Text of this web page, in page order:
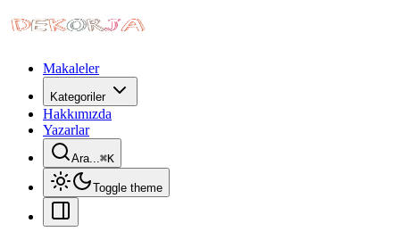
Makaleler
Kategoriler
Hakkımızda
Yazarlar
Ara...⌘K
Toggle theme